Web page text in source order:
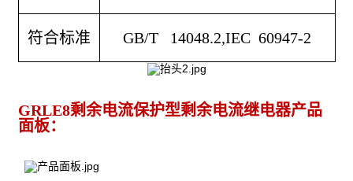
符合标准 GB/T 14048.2,IEC 60947-2
GRLE8剩余电流保护型剩余电流继电器产品
面板：